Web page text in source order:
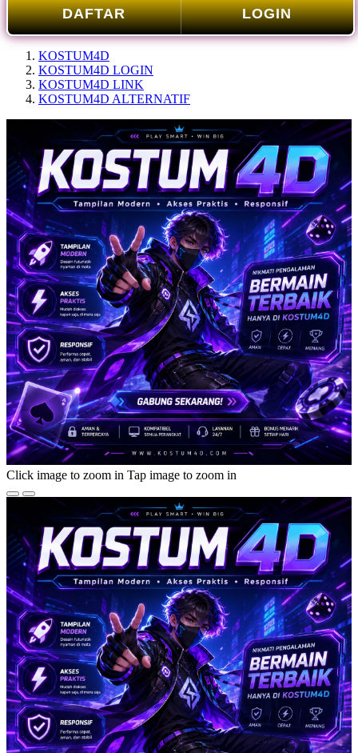
DAFTAR LOGIN
KOSTUM4D
KOSTUM4D LOGIN
KOSTUM4D LINK
KOSTUM4D ALTERNATIF
Click image to zoom in Tap image to zoom in